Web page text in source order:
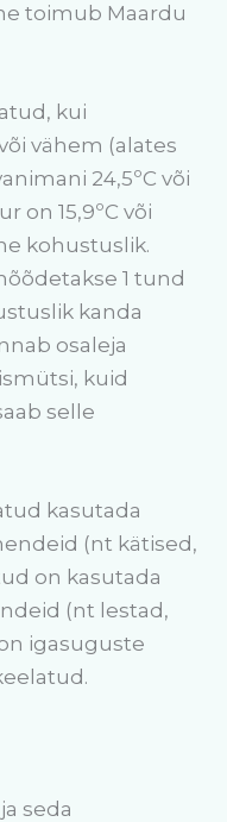
toimub Maardu
kui
vähem (alates
24,5ºC või
on 15,9ºC või
kohustuslik.
1 tund
kanda
osaleja
kuid
selle
kasutada
(nt kätised,
on kasutada
(nt lestad,
igasuguste
seda